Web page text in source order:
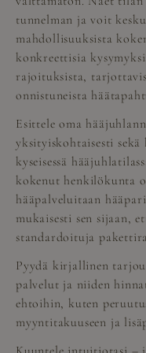
tunnelman ja voit
mahdollisuuksista
konkreettisia
rajoituksista,
onnistuneista
Esittele oma
yksityiskohtaisesti
kyseisessä
kokenut henkilökunta
hääpalveluitaan
mukaisesti sen sijaan,
standardoituja
Pyydä kirjallinen
palvelut ja niiden
ehtoihin, kuten
myyntitakuuseen ja